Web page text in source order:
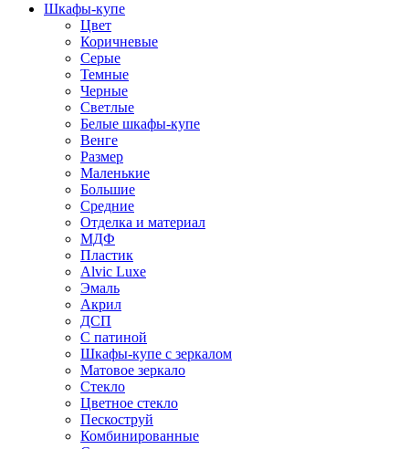
Шкафы-купе
Цвет
Коричневые
Серые
Темные
Черные
Светлые
Белые шкафы-купе
Венге
Размер
Маленькие
Большие
Средние
Отделка и материал
МДФ
Пластик
Alvic Luxe
Эмаль
Акрил
ДСП
С патиной
Шкафы-купе с зеркалом
Матовое зеркало
Стекло
Цветное стекло
Пескоструй
Комбинированные